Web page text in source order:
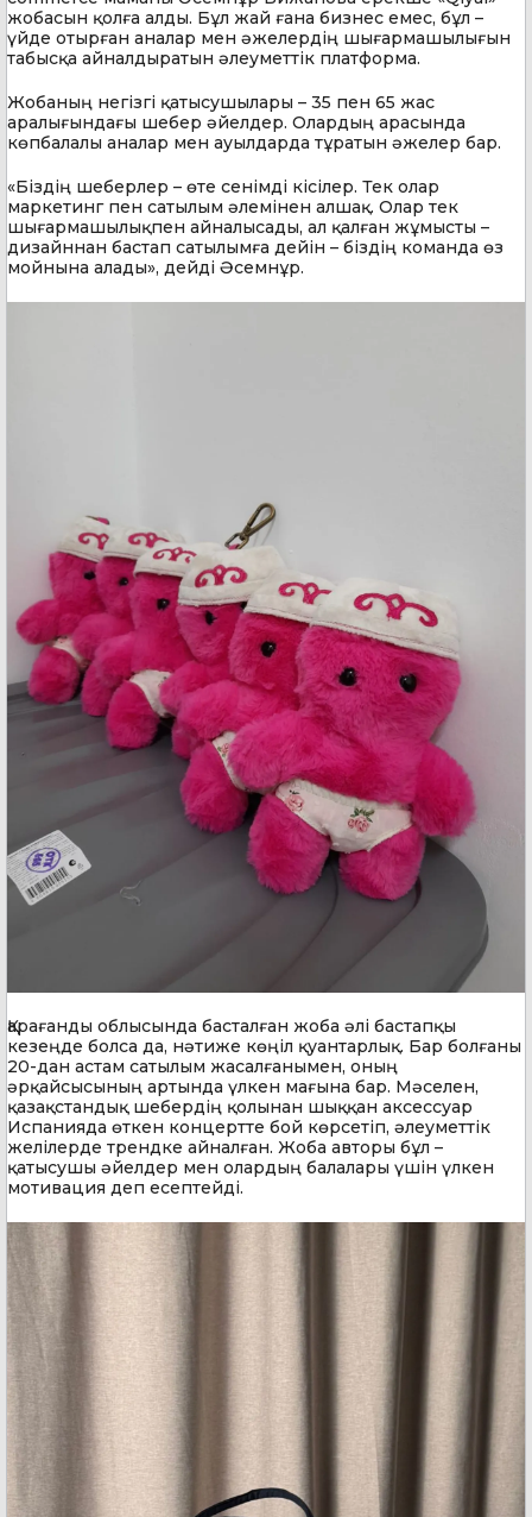
жобасын қолға алды. Бұл жай ғана бизнес емес, бұл –
үйде отырған аналар мен әжелердің шығармашылығын
табысқа айналдыратын әлеуметтік платформа.
Жобаның негізгі қатысушылары – 35 пен 65 жас
аралығындағы шебер әйелдер. Олардың арасында
көпбалалы аналар мен ауылдарда тұратын әжелер бар.
«Біздің шеберлер – өте сенімді кісілер. Тек олар
маркетинг пен сатылым әлемінен алшақ. Олар тек
шығармашылықпен айналысады, ал қалған жұмысты –
дизайннан бастап сатылымға дейін – біздің команда өз
мойнына алады», дейді Әсемнұр.
Қарағанды облысында басталған жоба әлі бастапқы
кезеңде болса да, нәтиже көңіл қуантарлық. Бар болғаны
20-дан астам сатылым жасалғанымен, оның
әрқайсысының артында үлкен мағына бар. Мәселен,
қазақстандық шебердің қолынан шыққан аксессуар
Испанияда өткен концертте бой көрсетіп, әлеуметтік
желілерде трендке айналған. Жоба авторы бұл –
қатысушы әйелдер мен олардың балалары үшін үлкен
мотивация деп есептейді.